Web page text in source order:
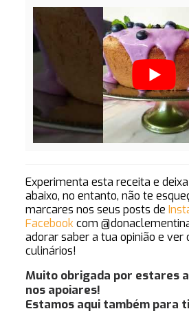
Experimenta esta receita e
abaixo, no entanto, não te
marcares nos seus posts de
Facebookcom
adorar saber a tua opinião e ver
culinários!
Muito obrigada por estares
nos apoiares!
Estamos aqui também para